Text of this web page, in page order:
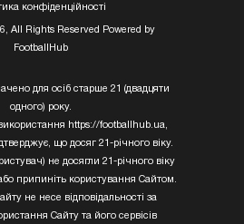
конфiденцiйностi
All Rights Reserved Powered by
FootballHub
для осіб старше 21 (двадцяти
одного) року.
https://footballhub.ua,
що досяг 21-річного віку.
не досягли 21-річного віку
припиніть користування Сайтом.
не несе відповідальності за
Сайту та його сервісів